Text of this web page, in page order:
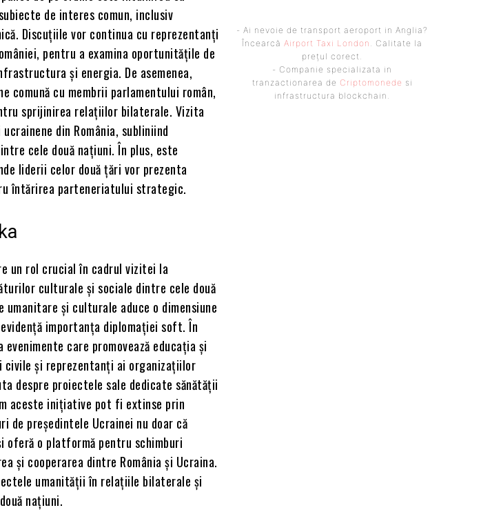
de interes comun, inclusiv
Discuțiile vor continua cu reprezentanți
pentru a examina oportunitățile de
și energia. De asemenea,
comună cu membrii parlamentului român,
sprijinirea relațiilor bilaterale. Vizita
din România, subliniind
cele două națiuni. În plus, este
liderii celor două țări vor prezenta
întărirea parteneriatului strategic.
un rol crucial în cadrul vizitei la
culturale și sociale dintre cele două
și culturale aduce o dimensiune
importanța diplomației soft. În
care promovează educația și
și reprezentanți ai organizațiilor
despre proiectele sale dedicate sănătății
aceste inițiative pot fi extinse prin
de președintele Ucrainei nu doar că
o platformă pentru schimburi
și cooperarea dintre România și Ucraina.
umanității în relațiile bilaterale și
națiuni.
- Ai nevoie de transport aeroport in Anglia?
Încearcă Airport Taxi London . Calitate la
prețul corect.
- Companie specializata in
tranzactionarea de Criptomonede si
infrastructura blockchain.